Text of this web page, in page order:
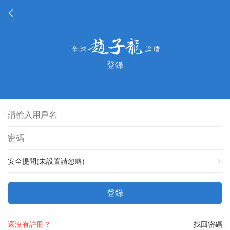
登錄
安全提問(未設置請忽略)
登錄
找回密碼
還沒有註冊？